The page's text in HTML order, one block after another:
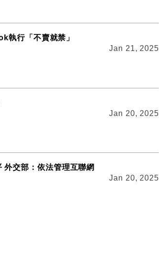
執行「不賣就禁」
Jan 21, 2025
Jan 20, 2025
外交部：依法管理互聯網
Jan 20, 2025